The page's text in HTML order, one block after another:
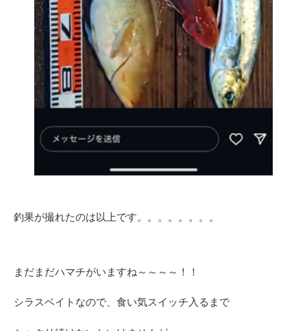
釣果が撮れたのは以上です。。。。。。。。
まだまだハマチがいますね～～～～！！
シラスベイトなので、食い気スイッチ入るまで